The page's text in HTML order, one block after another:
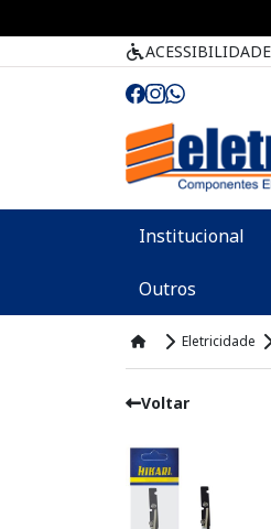
ACESSIBILIDADE
Institucional
Outros
Eletricidade
Voltar